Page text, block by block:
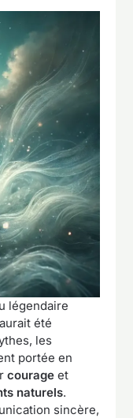
légendaire
été
les
portée en
courageet
naturels.
sincère,